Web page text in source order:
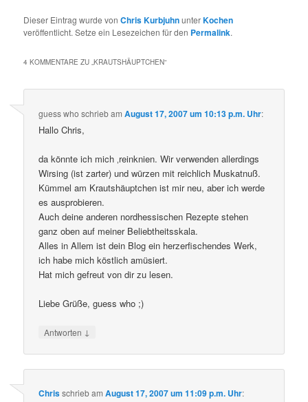
Dieser Eintrag wurde vonChris KurbjuhnunterKochen
veröffentlicht. Setze ein Lesezeichen für den Permalink.
4 KOMMENTARE ZU „KRAUTSHÄUPTCHEN“
guess who schriebamAugust 17, 2007 um 10:13 p.m. Uhr:
Hallo Chris,
da könnte ich mich ‚reinknien. Wir verwenden allerdings
Wirsing (ist zarter) und würzen mit reichlich Muskatnuß.
Kümmel am Krautshäuptchen ist mir neu, aber ich werde
es ausprobieren.
Auch deine anderen nordhessischen Rezepte stehen
ganz oben auf meiner Beliebtheitsskala.
Alles in Allem ist dein Blog ein herzerfischendes Werk,
ich habe mich köstlich amüsiert.
Hat mich gefreut von dir zu lesen.
Liebe Grüße, guess who ;)
Antworten ↓
ChrisschriebamAugust 17, 2007 um 11:09 p.m. Uhr: